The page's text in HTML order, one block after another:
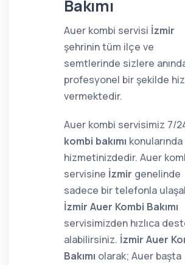
Bakımı
Auer kombi servisi İzmir
şehrinin tüm ilçe ve
semtlerinde sizlere
profesyonel bir şekilde
vermektedir.
Auer kombi servisimiz 7/
kombi bakımı konularında
hizmetinizdedir. Auer
servisine İzmir genelinde
sadece bir telefonla
İzmir Auer Kombi Bakımı
servisimizden hızlıca
alabilirsiniz. İzmir Auer
Bakımı olarak; Auer başta